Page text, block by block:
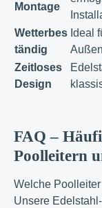
Montage
Wetterbes
tändig
Ideal
Zeitloses
Design
FAQ –
Poolleitern
Welche
Unsere